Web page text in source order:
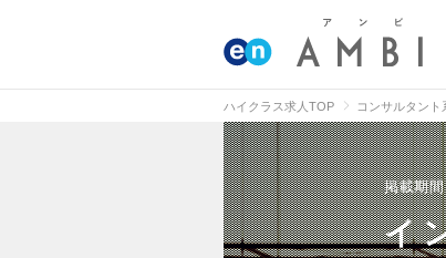
ハイクラス求人TOP コンサルタント
掲載期間
イ